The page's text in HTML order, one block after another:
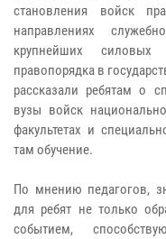
становления войск
направлениях
крупнейших
правопорядка в
рассказали ребятам о
вузы войск
факультетах и
там обучение.
По мнению педагогов,
для ребят не только
событием,